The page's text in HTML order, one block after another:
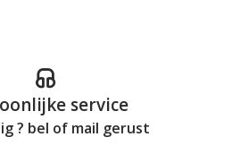
service
? bel of mail gerust